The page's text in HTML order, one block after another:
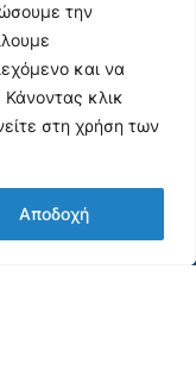
την
και να
κλικ
στη χρήση των
Αποδοχή
την
και να
κλικ
στη χρήση των
Αποδοχή
Media